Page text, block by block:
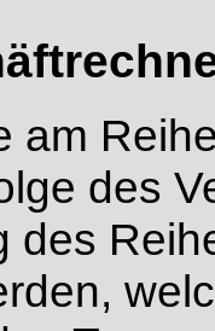
am
des
des